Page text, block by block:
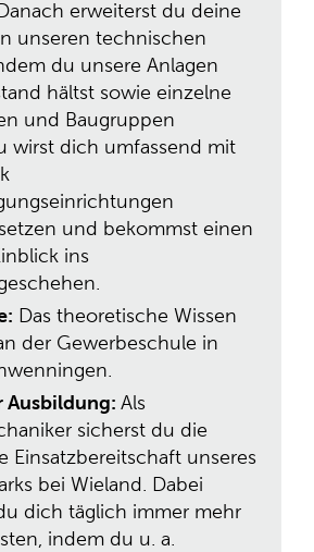
erweiterst du deine
unseren technischen
du unsere Anlagen
hältst sowie einzelne
und Baugruppen
wirst dich umfassend mit
und bekommst einen
ins
Das theoretische Wissen
der Gewerbeschule in
Ausbildung: Als
sicherst du die
Einsatzbereitschaft unseres
bei Wieland. Dabei
dich täglich immer mehr
indem du u. a.